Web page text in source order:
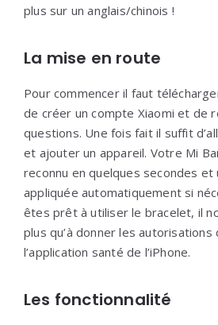
plus sur un anglais/chinois !
La mise en route
Pour commencer il faut
de créer un compte Xiaomi et de
questions. Une fois fait il suffit
et ajouter un appareil. Votre Mi
reconnu en quelques secondes et
appliquée automatiquement si
êtes prêt à utiliser le bracelet, il
plus qu’à donner les autorisations
l’application santé de l’iPhone.
Les fonctionnalité